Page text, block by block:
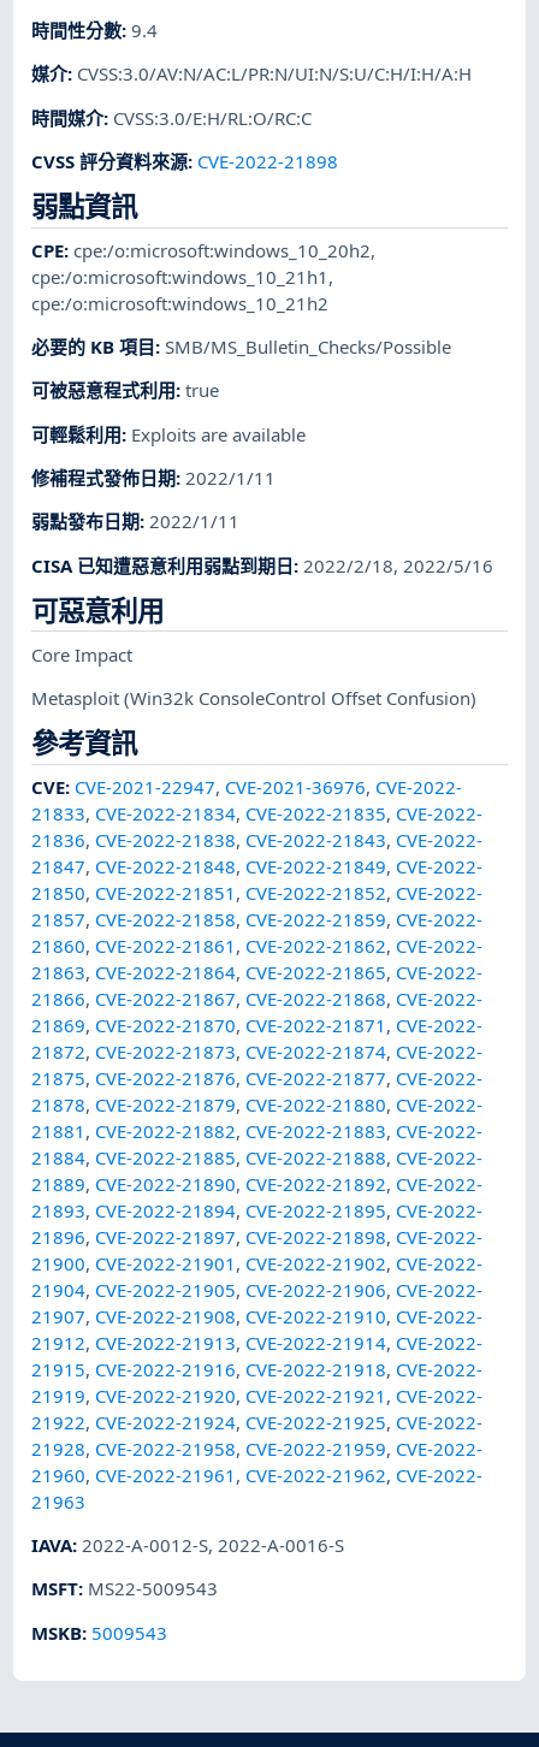
時間性分數:9.4
媒介: CVSS:3.0/AV:N/AC:L/PR:N/UI:N/S:U/C:H/I:H/A:H
時間媒介: CVSS:3.0/E:H/RL:O/RC:C
CVSS 評分資料來源: CVE-2022-21898
弱點資訊
CPE:cpe:/o:microsoft:windows_10_20h2,
cpe:/o:microsoft:windows_10_21h1 ,
cpe:/o:microsoft:windows_10_21h2
必要的 KB 項目:SMB/MS_Bulletin_Checks/Possible
可被惡意程式利用:true
可輕鬆利用: Exploits are available
修補程式發佈日期:2022/1/11
弱點發布日期:2022/1/11
CISA 已知遭惡意利用弱點到期日: 2022/2/18, 2022/5/16
可惡意利用
Core Impact
Metasploit(Win32k ConsoleControl Offset Confusion)
參考資訊
CVE: CVE-2021-22947, CVE-2021-36976, CVE-2022-
21833, CVE-2022-21834, CVE-2022-21835, CVE-2022-
21836, CVE-2022-21838, CVE-2022-21843, CVE-2022-
21847, CVE-2022-21848, CVE-2022-21849, CVE-2022-
21850, CVE-2022-21851 , CVE-2022-21852, CVE-2022-
21857, CVE-2022-21858, CVE-2022-21859, CVE-2022-
21860, CVE-2022-21861 , CVE-2022-21862, CVE-2022-
21863, CVE-2022-21864, CVE-2022-21865, CVE-2022-
21866, CVE-2022-21867, CVE-2022-21868, CVE-2022-
21869, CVE-2022-21870, CVE-2022-21871 , CVE-2022-
21872, CVE-2022-21873, CVE-2022-21874, CVE-2022-
21875, CVE-2022-21876, CVE-2022-21877, CVE-2022-
21878, CVE-2022-21879, CVE-2022-21880, CVE-2022-
21881 , CVE-2022-21882, CVE-2022-21883, CVE-2022-
21884, CVE-2022-21885, CVE-2022-21888, CVE-2022-
21889, CVE-2022-21890, CVE-2022-21892, CVE-2022-
21893, CVE-2022-21894, CVE-2022-21895, CVE-2022-
21896, CVE-2022-21897, CVE-2022-21898, CVE-2022-
21900, CVE-2022-21901 , CVE-2022-21902, CVE-2022-
21904, CVE-2022-21905, CVE-2022-21906, CVE-2022-
21907, CVE-2022-21908, CVE-2022-21910, CVE-2022-
21912, CVE-2022-21913, CVE-2022-21914, CVE-2022-
21915, CVE-2022-21916, CVE-2022-21918, CVE-2022-
21919, CVE-2022-21920, CVE-2022-21921 , CVE-2022-
21922, CVE-2022-21924, CVE-2022-21925, CVE-2022-
21928, CVE-2022-21958, CVE-2022-21959, CVE-2022-
21960, CVE-2022-21961 , CVE-2022-21962, CVE-2022-
21963
IAVA: 2022-A-0012-S, 2022-A-0016-S
MSFT: MS22-5009543
MSKB: 5009543